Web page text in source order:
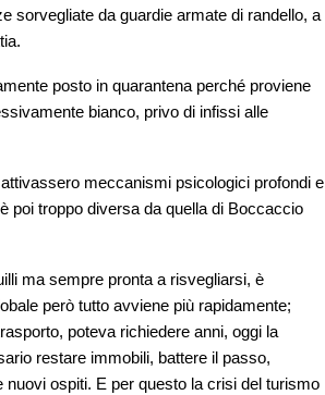
sorvegliate da guardie armate di randello, a
posto in quarantena perché proviene
bianco, privo di infissi alle
meccanismi psicologici profondi e
poi troppo diversa da quella di Boccaccio
ma sempre pronta a risvegliarsi, è
però tutto avviene più rapidamente;
poteva richiedere anni, oggi la
restare immobili, battere il passo,
ospiti. E per questo la crisi del turismo